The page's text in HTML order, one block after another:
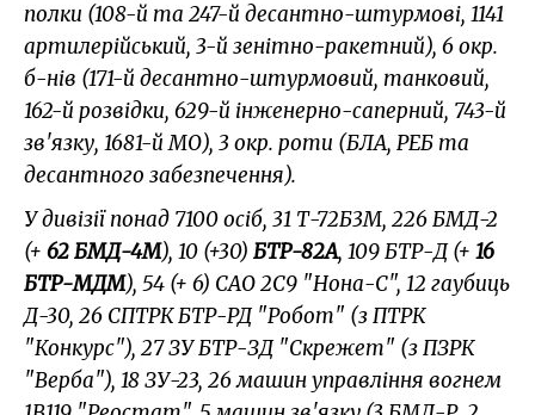
полки (108-й та 247-й десантно-штурмові, 1141
артилерійський, 3-й зенітно-ракетний), 6 окр.
б-нів (171-й десантно-штурмовий, танковий,
162-й розвідки, 629-й інженерно-саперний, 743-й
зв'язку, 1681-й МО), 3 окр. роти (БЛА, РЕБ та
десантного забезпечення).
У дивізії понад 7100 осіб, 31 Т-72Б3М, 226 БМД-2
(+ 62 БМД-4М), 10 (+30) БТР-82А, 109 БТР-Д (+ 16
БТР-МДМ), 54 (+ 6) САО 2С9 "Нона-С", 12 гаубиць
Д-30, 26 СПТРК БТР-РД "Робот" (з ПТРК
"Конкурс"), 27 ЗУ БТР-ЗД "Скрежет" (з ПЗРК
"Верба"), 18 ЗУ-23, 26 машин управління вогнем